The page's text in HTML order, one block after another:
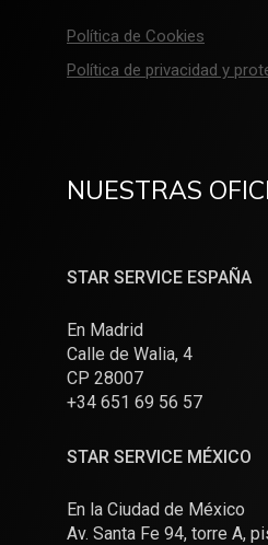
Política de Cookies
Política de privacidad y
NUESTRAS
STAR SERVICE ESPAÑA
En Madrid
Calle de Walia, 4
CP 28007
+34 651 69 56 57
STAR SERVICE MÉXICO
En la Ciudad de México
Av. Santa Fe 94, torre A,